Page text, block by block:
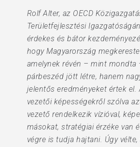
Rolf Alter, az OECD
Területfejlesztési
érdekes és bátor
hogy Magyarország megkereste
amelynek révén – mint mondta
párbeszéd jött létre, hanem
jelentős eredményeket értek el.
vezetői képességekről szólva
vezető rendelkezik vízióval,
másokat, stratégiai érzéke van
végre is tudja hajtani. Úgy vélte,